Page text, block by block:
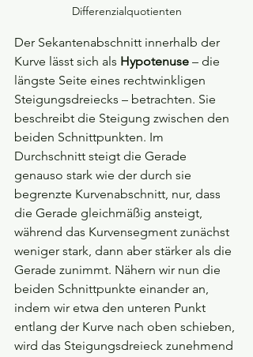
Differenzialquotienten
Der Sekantenabschnitt innerhalb der
Kurve lässt sich als Hypotenuse – die
längste Seite eines rechtwinkligen
Steigungsdreiecks – betrachten. Sie
beschreibt die Steigung zwischen den
beiden Schnittpunkten. Im
Durchschnitt steigt die Gerade
genauso stark wie der durch sie
begrenzte Kurvenabschnitt, nur, dass
die Gerade gleichmäßig ansteigt,
während das Kurvensegment zunächst
weniger stark, dann aber stärker als die
Gerade zunimmt. Nähern wir nun die
beiden Schnittpunkte einander an,
indem wir etwa den unteren Punkt
entlang der Kurve nach oben schieben,
wird das Steigungsdreieck zunehmend